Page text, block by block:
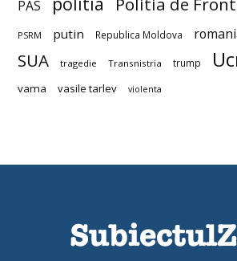
PAS
PSRM putin Republica Moldova
SUA tragedie Transnistria trump
vama vasile tarlev violenta